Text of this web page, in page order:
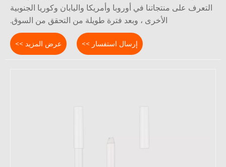
على منتجاتنا في أوروبا وأمريكا واليابان وكوريا الجنوبية
الأخرى ، وبعد فترة طويلة من التحقق من السوق.
عرض المزيد >> إرسال استفسار >>